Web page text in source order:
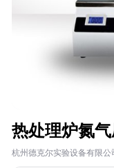
热处理炉氮
杭州德克尔实验设备有限公